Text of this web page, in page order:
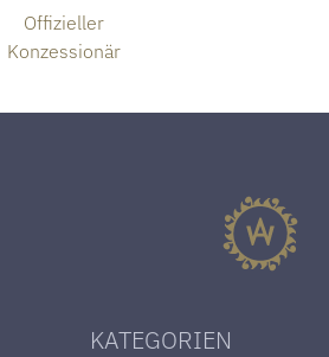
Offizieller
Konzessionär
KATEGORIEN